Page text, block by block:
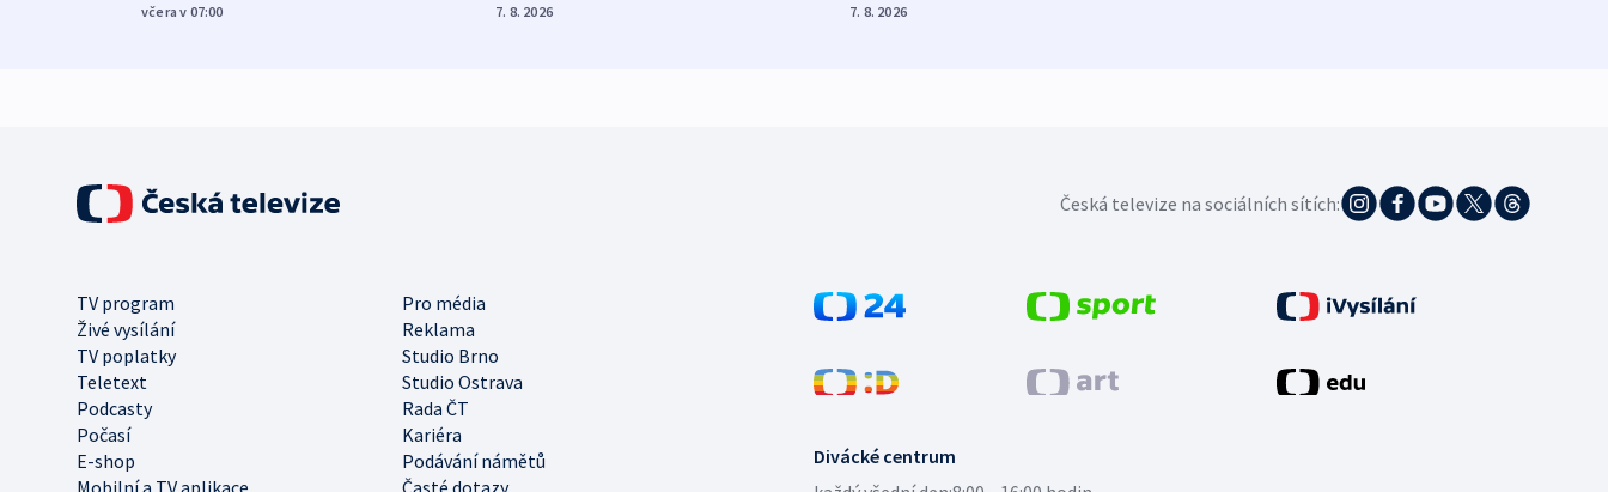
včera v 07:00 7. 8. 2026 7. 8. 2026
Česká televize na sociálních sítích:
TV program
Pro média
Živé vysílání
Reklama
TV poplatky
Studio Brno
Teletext
Studio Ostrava
Podcasty
Rada ČT
Počasí
Kariéra
E-shop
Podávání námětů
Mobilní a TV aplikace
Časté dotazy
Divácké centrum